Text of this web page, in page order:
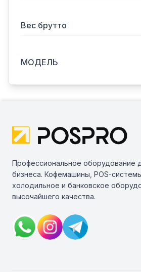
Вес брутто
МОДЕЛЬ
Профессиональное оборудование
бизнеса. Кофемашины, POS-
холодильное и банковское
высочайшего качества.